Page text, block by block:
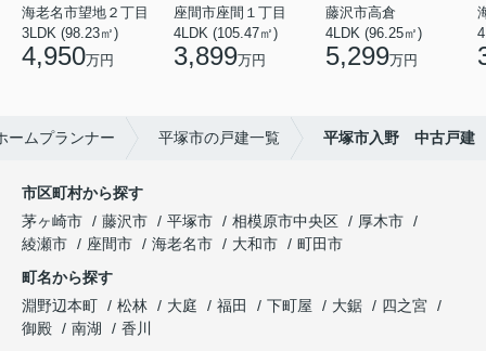
海老名市望地２丁目
3LDK (98.23㎡)
4,950万円
座間市座間１丁目
4LDK (105.47㎡)
3,899万円
藤沢市高倉
4LDK (96.25㎡)
5,299万円
ームプランナー 平塚市の戸建一覧 平塚市入野 中古戸建
市区町村から探す
茅ヶ崎市
藤沢市 平塚市 相模原市中央区
厚木市
綾瀬市
座間市 海老名市 大和市
町田市
町名から探す
淵野辺本町
松林 大庭 福田 下町屋 大鋸
四之宮
御殿
南湖
香川